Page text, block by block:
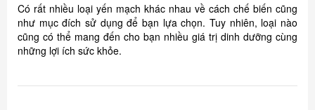
Có rất nhiều loại yến mạch khác nhau về cách chế biến cũng
như mục đích sử dụng để bạn lựa chọn. Tuy nhiên, loại nào
cũng có thể mang đến cho bạn nhiều giá trị dinh dưỡng cùng
những lợi ích sức khỏe.